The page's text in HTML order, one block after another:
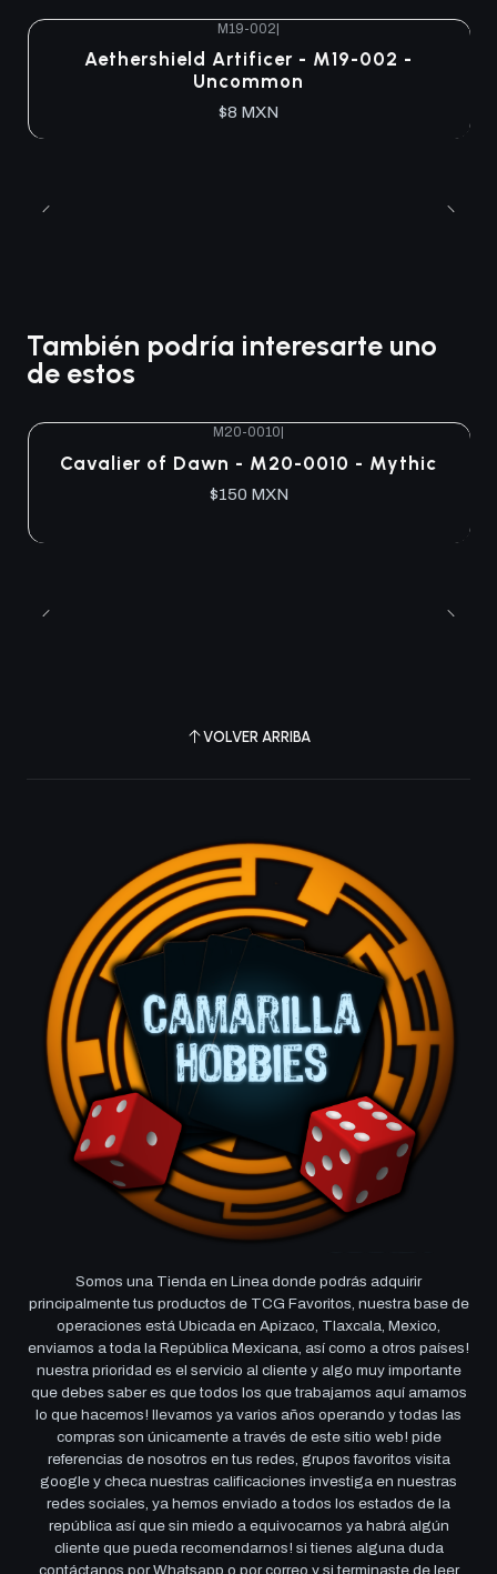
M19-002
Aethershield Artificer - M19-002 -
Uncommon
$8 MXN
También podría interesarte uno
de estos
Agotado
M20-0010
Cavalier of Dawn - M20-0010 - Mythic
$150 MXN
VOLVER ARRIBA
Somos una Tienda en Linea donde podrás adquirir
principalmente tus productos de TCG Favoritos, nuestra base de
operaciones está Ubicada en Apizaco, Tlaxcala, Mexico,
enviamos a toda la República Mexicana, así como a otros países!
nuestra prioridad es el servicio al cliente y algo muy importante
que debes saber es que todos los que trabajamos aquí amamos
lo que hacemos! llevamos ya varios años operando y todas las
compras son únicamente a través de este sitio web! pide
referencias de nosotros en tus redes, grupos favoritos visita
google y checa nuestras calificaciones investiga en nuestras
redes sociales, ya hemos enviado a todos los estados de la
república así que sin miedo a equivocarnos ya habrá algún
cliente que pueda recomendarnos! si tienes alguna duda
contáctanos por Whatsapp o por correo y si terminaste de leer